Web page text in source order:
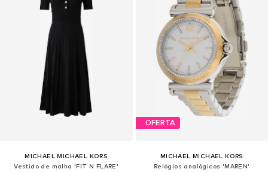
MICHAEL MICHAEL KORS
Vestido de malha 'FIT N FLARE'
OFERTA
MICHAEL MICHAEL KORS
Relógios analógicos 'MAREN'